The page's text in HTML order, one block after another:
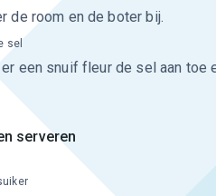
de room en de boter bij.
een snuif fleur de sel aan toe
sel
serveren